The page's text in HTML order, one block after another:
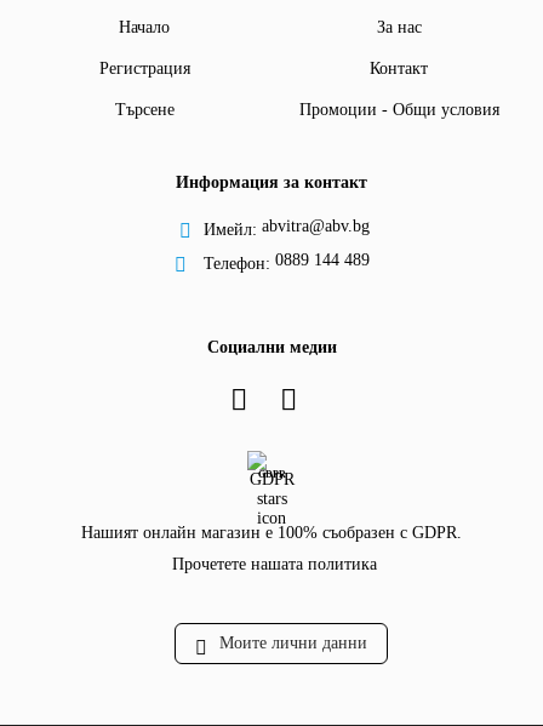
Начало За нас
Регистрация Контакт
Търсене Промоции - Общи условия
Информация за контакт
Имейл: abvitra@abv.bg
Телефон: 0889 144 489
Социални медии
GDPR
Нашият онлайн магазин е 100% съобразен с GDPR.
Прочетете нашата политика
Моите лични данни